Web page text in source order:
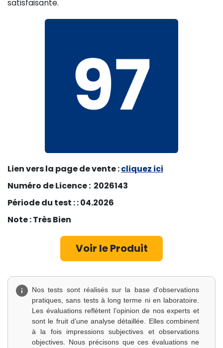
satisfaisante.
Lien vers la page de vente :cliquez ici
Numéro de Licence : 2026143
Période du test : : 04.2026
Note : Très Bien
Voir le Produ​​​​it​​
Nos tests sont réalisés sur la base d'observations
pratiques, sans tests à long terme ni en laboratoire.
Les évaluations reflètent l’opinion de nos experts et
sont le fruit d’une analyse détaillée. Elles combinent
à la fois impressions subjectives et observations
objectives. Nous précisons que ces évaluations ne